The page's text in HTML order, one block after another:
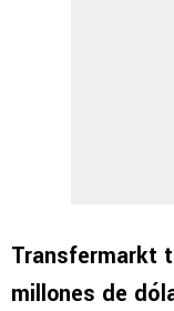
Transfermarkt
millones de